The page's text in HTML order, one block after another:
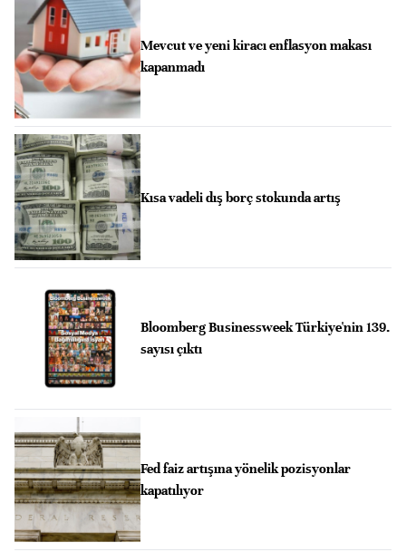
Mevcut ve yeni kiracı enflasyon makası
kapanmadı
Kısa vadeli dış borç stokunda artış
Bloomberg Businessweek Türkiye'nin 139.
sayısı çıktı
Fed faiz artışına yönelik pozisyonlar
kapatılıyor